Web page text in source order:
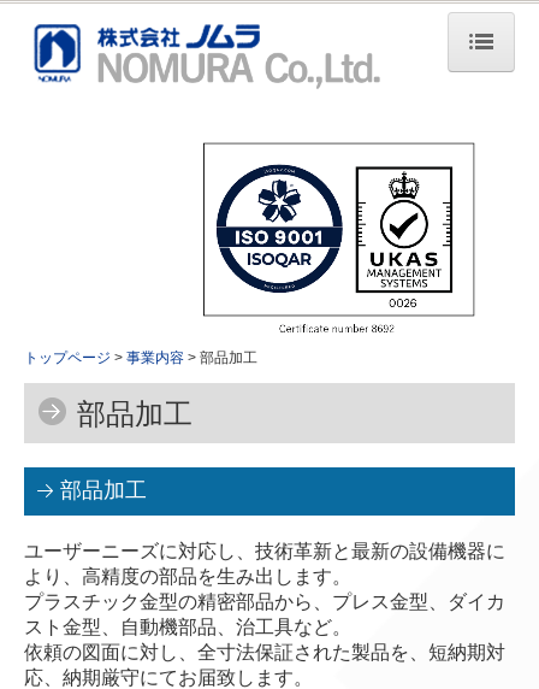
会社概要
事業内容
部品加工
選別／組立
海外事業
品質保証
トップページ 事業内容 部品加工
部品加工
部品加工
ユーザーニーズに対応し、技術革新と最新の設備機器に
より、高精度の部品を生み出します。
プラスチック金型の精密部品から、プレス金型、ダイカ
スト金型、自動機部品、治工具など。
依頼の図面に対し、全寸法保証された製品を、短納期対
応、納期厳守にてお届致します。